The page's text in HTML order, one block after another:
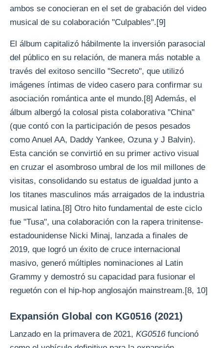
ambos se conocieran en el set de grabación del video
musical de su colaboración "Culpables".[9]
El álbum capitalizó hábilmente la inversión parasocial
del público en su relación, de manera más notable a
través del exitoso sencillo "Secreto", que utilizó
imágenes íntimas de video casero para confirmar su
asociación romántica ante el mundo.[8] Además, el
álbum albergó la colosal pista colaborativa "China"
(que contó con la participación de pesos pesados
como Anuel AA, Daddy Yankee, Ozuna y J Balvin).
Esta canción se convirtió en su primer activo visual
en cruzar el asombroso umbral de los mil millones de
visitas, consolidando su estatus de igualdad junto a
los titanes masculinos más arraigados de la industria
musical latina.[8] Otro hito fundamental de este ciclo
fue "Tusa", una colaboración con la rapera trinitense-
estadounidense Nicki Minaj, lanzada a finales de
2019, que logró un éxito de cruce internacional
masivo, generó múltiples nominaciones al Latin
Grammy y demostró su capacidad para fusionar el
reguetón con el hip-hop anglosajón mainstream.[8, 10]
Expansión Global con KG0516 (2021)
Lanzado en la primavera de 2021, KG0516funcionó